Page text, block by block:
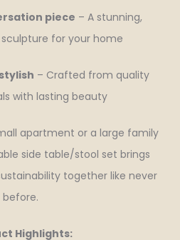
piece – A stunning,
for your home
– Crafted from quality
with lasting beauty
apartment or a large family
side table/stool set brings
together like never
before.
Highlights: